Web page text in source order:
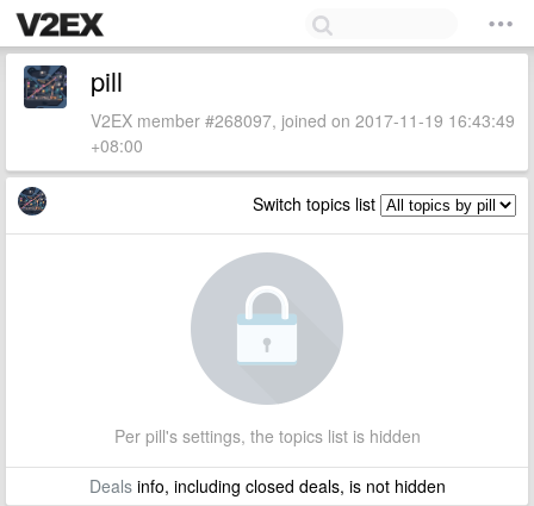
pill
V2EX member #268097, joined on 2017-11-19 16:43:49
+08:00
Switch topics list
Per pill's settings, the topics list is hidden
Dealsinfo, including closed deals, is not hidden